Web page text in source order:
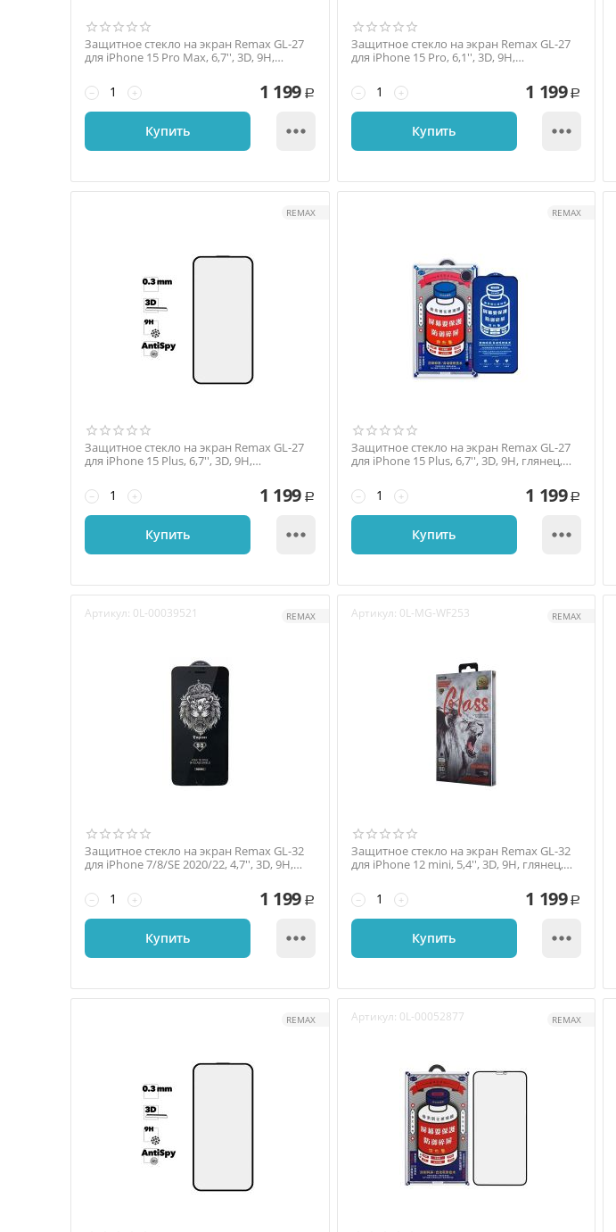
Защитное стекло на экран Remax GL-27
для iPhone 15 Pro Max, 6,7'', 3D, 9H,
+
− 1 199 Р
Купить 
Защитное стекло на экран Remax GL-27
для iPhone 15 Pro, 6,1'', 3D, 9H,
+
− 1 199 Р
Купить 
REMAX
Защитное стекло на экран Remax GL-27
для iPhone 15 Plus, 6,7'', 3D, 9H,
+
− 1 199 Р
Купить 
REMAX
Защитное стекло на экран Remax GL-27
для iPhone 15 Plus, 6,7'', 3D, 9H, глянец,
+
− 1 199 Р
Купить 
Артикул: 0L-00039521 REMAX
Защитное стекло на экран Remax GL-32
для iPhone 7/8/SE 2020/22, 4,7'', 3D, 9H,
+
− 1 199 Р
Купить 
Артикул: 0L-MG-WF253 REMAX
Защитное стекло на экран Remax GL-32
для iPhone 12 mini, 5,4'', 3D, 9H, глянец,
+
− 1 199 Р
Купить 
REMAX Артикул: 0L-00052877 REMAX